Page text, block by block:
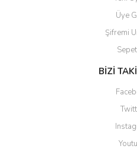
Üye
Şifremi
BİZİ